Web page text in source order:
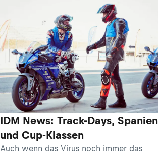
IDM News: Track-Days, Spanien
und Cup-Klassen
Auch wenn das Virus noch immer das